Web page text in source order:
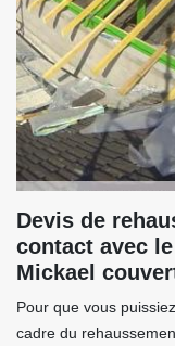
Devis de
contact avec
Mickael
Pour que vous
cadre du